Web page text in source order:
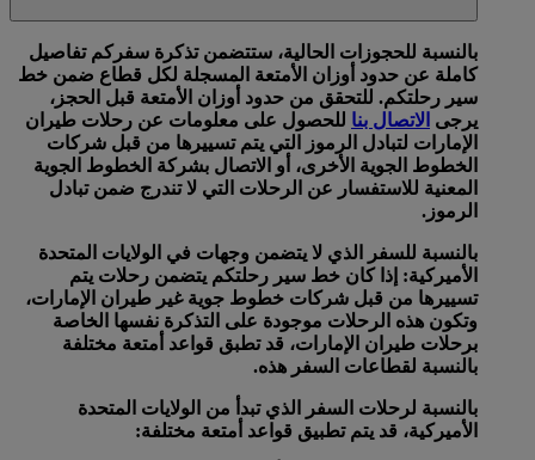
بالنسبة للحجوزات الحالية، ستتضمن تذكرة سفركم تفاصيل
كاملة عن حدود أوزان الأمتعة المسجلة لكل قطاع ضمن خط
سير رحلتكم. للتحقق من حدود أوزان الأمتعة قبل الحجز،
يرجى الاتصال بنا للحصول على معلومات عن رحلات طيران
الإمارات لتبادل الرموز التي يتم تسييرها من قبل شركات
الخطوط الجوية الأخرى، أو الاتصال بشركة الخطوط الجوية
المعنية للاستفسار عن الرحلات التي لا تندرج ضمن تبادل
الرموز.
بالنسبة للسفر الذي لا يتضمن وجهات في الولايات المتحدة
الأميركية: إذا كان خط سير رحلتكم يتضمن رحلات يتم
تسييرها من قبل شركات خطوط جوية غير طيران الإمارات،
وتكون هذه الرحلات موجودة على التذكرة نفسها الخاصة
برحلات طيران الإمارات، قد تطبق قواعد أمتعة مختلفة
بالنسبة لقطاعات السفر هذه.
بالنسبة لرحلات السفر الذي تبدأ من الولايات المتحدة
الأميركية، قد يتم تطبيق قواعد أمتعة مختلفة: